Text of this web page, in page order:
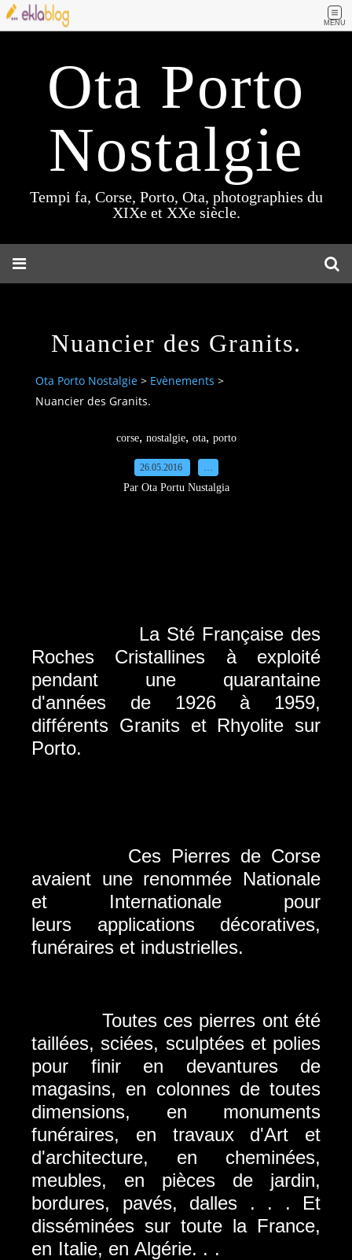
MENU
Ota Porto
Nostalgie
Tempi fa, Corse, Porto, Ota, photographies du
XIXe et XXe siècle.
Nuancier des Granits.
Ota Porto Nostalgie > Evènements >
Nuancier des Granits.
corse, nostalgie, ota, porto
26.05.2016
Par Ota Portu Nustalgia
La Sté Française des
Roches Cristallines à exploité
pendant une quarantaine
d'années de 1926 à 1959,
différents Granits et Rhyolite sur
Porto.
Ces Pierres de Corse
avaient une renommée Nationale
et Internationale pour
leurs applications décoratives,
funéraires et industrielles.
Toutes ces pierres ont été
taillées, sciées, sculptées et polies
pour finir en devantures de
magasins, en colonnes de toutes
dimensions, en monuments
funéraires, en travaux d'Art et
d'architecture, en cheminées,
meubles, en pièces de jardin,
bordures, pavés, dalles . . . Et
disséminées sur toute la France,
en Italie, en Algérie. . .